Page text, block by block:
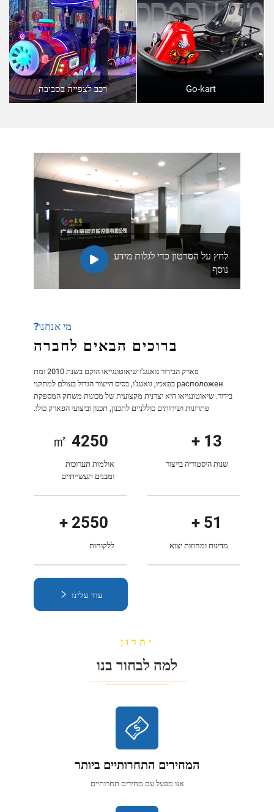
Go-kart רכב לצפייה בסביבה
לחץ על הסרטון כדי לגלות מידע
נוסף
מי אנחנו?
ברוכים הבאים לחברה
פארק הבידור גואנגג'ו שיאוטונגייאו הוקם בשנת 2010 ומת
расположен בפאניו, גואנגג'ו, בסיס הייצור הגדול בעולם למתקני
בידור. שיאוטונגייאו היא יצרנית מקצועית של מכונות משחק המספקת
פתרונות ושירותים כוללניים לתכנון, תכנון וביצועי הפארק כולו.
15
+
שנות היסטוריה בייצור
5000
㎡
אולמות תערוכות
ומבנים תעשייתיים
60
+
מדינות ומחוזות יצוא
3000
+
ללקוחות
עוד עלינו
יתרון
למה לבחור בנו
המחירים התחרותיים ביותר
אנו מפעל עם מחירים תחרותיים